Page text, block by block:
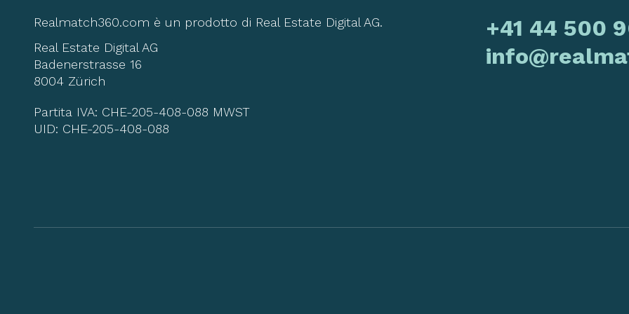
Realmatch360.com è un prodotto di Real Estate Digital AG.
Real Estate Digital AG
Badenerstrasse 16
8004 Zürich
Partita IVA: CHE-205-408-088 MWST
UID: CHE-205-408-088
+41 44 500